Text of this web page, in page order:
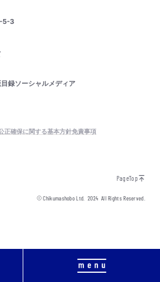
5-3
録ソーシャルメディア
正確保に関する基本方針免責事項
PageTop
© Chikumashobo Ltd.2024 All Rights Reserved.